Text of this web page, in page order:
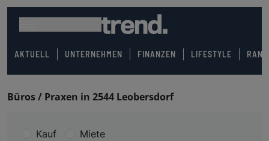
AKTUELL UNTERNEHMEN FINANZEN LIFESTYLE
Büros / Praxen in 2544 Leobersdorf
Kauf Miete